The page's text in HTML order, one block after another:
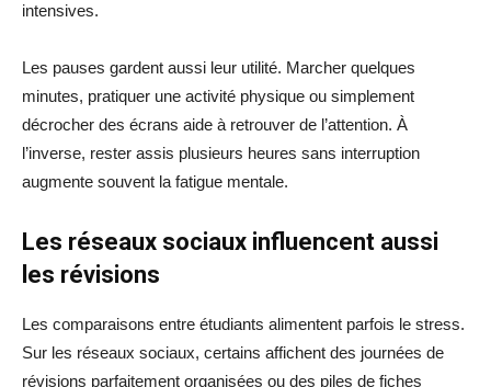
intensives.
Les pauses gardent aussi leur utilité. Marcher quelques
minutes, pratiquer une activité physique ou simplement
décrocher des écrans aide à retrouver de l’attention. À
l’inverse, rester assis plusieurs heures sans interruption
augmente souvent la fatigue mentale.
Les réseaux sociaux influencent aussi
les révisions
Les comparaisons entre étudiants alimentent parfois le stress.
Sur les réseaux sociaux, certains affichent des journées de
révisions parfaitement organisées ou des piles de fiches